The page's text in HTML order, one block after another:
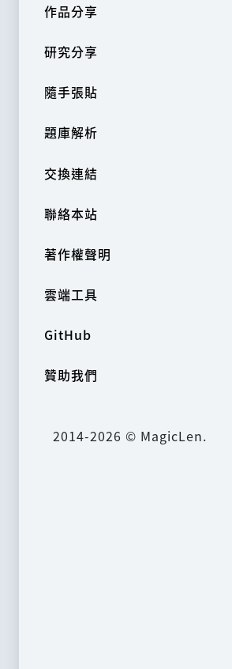
作品分享
研究分享
隨手張貼
題庫解析
交換連結
聯絡本站
著作權聲明
雲端工具
GitHub
贊助我們
2014-2026 © MagicLen.